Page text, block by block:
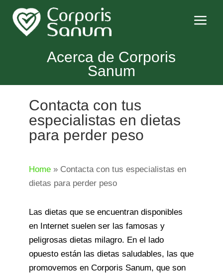
a
Acerca de Corporis
Sanum
Contacta con tus
especialistas en dietas
para perder peso
Home » Contacta con tus especialistas en
dietas para perder peso
Las dietas que se encuentran disponibles
en Internet suelen ser las famosas y
peligrosas dietas milagro. En el lado
opuesto están las dietas saludables, las que
promovemos en Corporis Sanum, que son